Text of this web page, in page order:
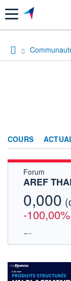
Menu
COURS
Forum
AREF
0,000
-100,00%
EURONEXT
Cotation sur